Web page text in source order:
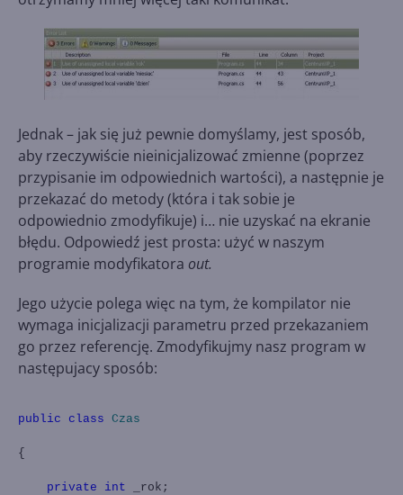
Jednak – jak się już pewnie domyślamy, jest sposób,
aby rzeczywiście nieinicjalizować zmienne (poprzez
przypisanie im odpowiednich wartości), a następnie je
przekazać do metody (która i tak sobie je
odpowiednio zmodyfikuje) i… nie uzyskać na ekranie
błędu. Odpowiedź jest prosta: użyć w naszym
programie modyfikatora out.
Jego użycie polega więc na tym, że kompilator nie
wymaga inicjalizacji parametru przed przekazaniem
go przez referencję. Zmodyfikujmy nasz program w
następujacy sposób:
public class Czas
{
private int _rok;